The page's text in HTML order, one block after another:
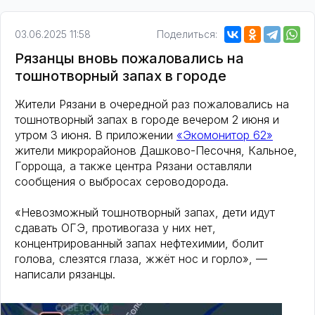
03.06.2025 11:58 Поделиться:
Рязанцы вновь пожаловались на
тошнотворный запах в городе
Жители Рязани в очередной раз пожаловались на
тошнотворный запах в городе вечером 2 июня и
утром 3 июня. В приложении «Экомонитор 62»
жители микрорайонов Дашково-Песочня, Кальное,
Горроща, а также центра Рязани оставляли
сообщения о выбросах сероводорода.
«Невозможный тошнотворный запах, дети идут
сдавать ОГЭ, противогаза у них нет,
концентрированный запах нефтехимии, болит
голова, слезятся глаза, жжёт нос и горло», —
написали рязанцы.